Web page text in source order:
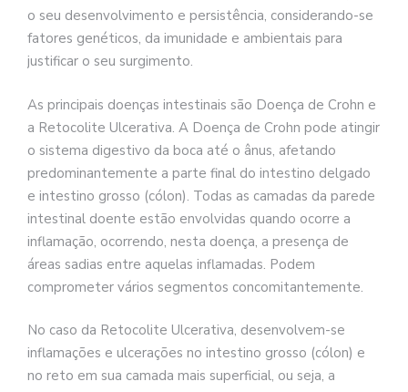
o seu desenvolvimento e persistência, considerando-se
fatores genéticos, da imunidade e ambientais para
justificar o seu surgimento.
As principais doenças intestinais são Doença de Crohn e
a Retocolite Ulcerativa. A Doença de Crohn pode atingir
o sistema digestivo da boca até o ânus, afetando
predominantemente a parte final do intestino delgado
e intestino grosso (cólon). Todas as camadas da parede
intestinal doente estão envolvidas quando ocorre a
inflamação, ocorrendo, nesta doença, a presença de
áreas sadias entre aquelas inflamadas. Podem
comprometer vários segmentos concomitantemente.
No caso da Retocolite Ulcerativa, desenvolvem-se
inflamações e ulcerações no intestino grosso (cólon) e
no reto em sua camada mais superficial, ou seja, a